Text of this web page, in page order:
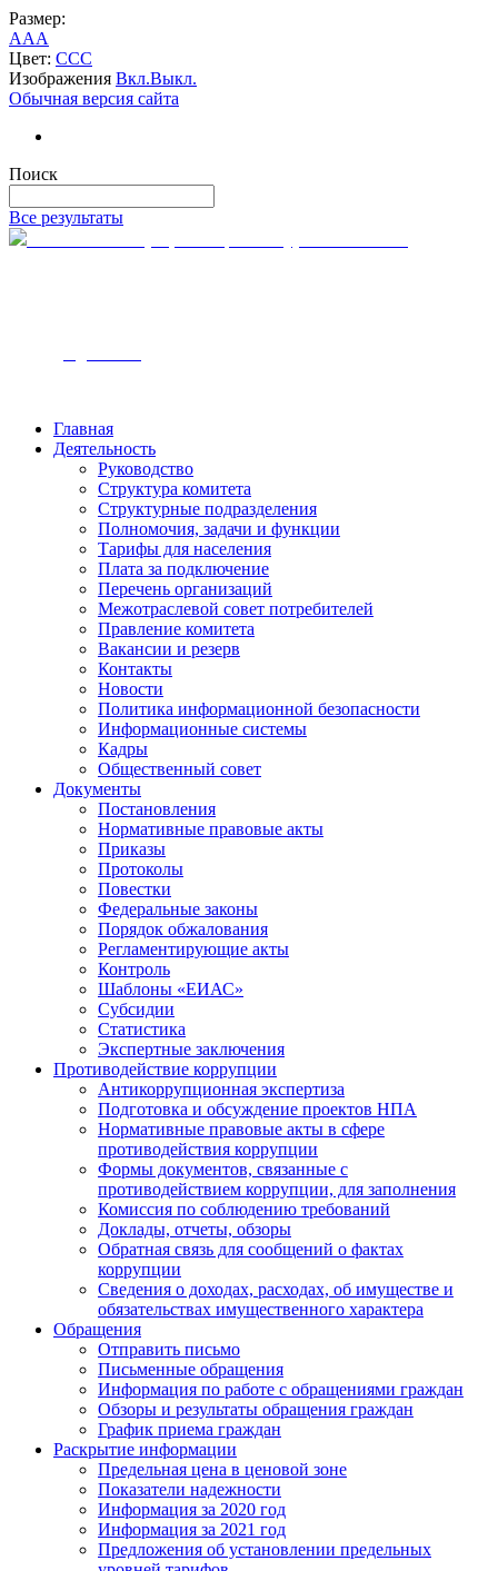
Размер:
AAA
Цвет: CCC
Изображения Вкл.Выкл.
Обычная версия сайта
Поиск
Все результаты
Главная
Деятельность
Руководство
Структура комитета
Структурные подразделения
Полномочия, задачи и функции
Тарифы для населения
Плата за подключение
Перечень организаций
Межотраслевой совет потребителей
Правление комитета
Вакансии и резерв
Контакты
Новости
Политика информационной безопасности
Информационные системы
Кадры
Общественный совет
Документы
Постановления
Нормативные правовые акты
Приказы
Протоколы
Повестки
Федеральные законы
Порядок обжалования
Регламентирующие акты
Контроль
Шаблоны «ЕИАС»
Субсидии
Статистика
Экспертные заключения
Противодействие коррупции
Антикоррупционная экспертиза
Подготовка и обсуждение проектов НПА
Нормативные правовые акты в сфере
противодействия коррупции
Формы документов, связанные с
противодействием коррупции, для заполнения
Комиссия по соблюдению требований
Доклады, отчеты, обзоры
Обратная связь для сообщений о фактах
коррупции
Сведения о доходах, расходах, об имуществе и
обязательствах имущественного характера
Обращения
Отправить письмо
Письменные обращения
Информация по работе с обращениями граждан
Обзоры и результаты обращения граждан
График приема граждан
Раскрытие информации
Предельная цена в ценовой зоне
Показатели надежности
Информация за 2020 год
Информация за 2021 год
Предложения об установлении предельных